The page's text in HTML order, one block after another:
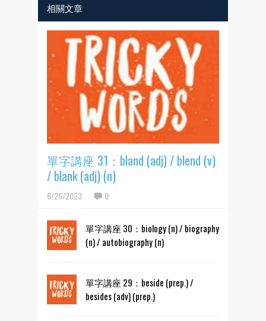
相關文章
單字講座 31：bland (adj) / blend (v)
/ blank (adj) (n)
6/26/2023 0
單字講座 30：biology (n) / biography
(n) / autobiography (n)
單字講座 29：beside (prep.) /
besides (adv) (prep.)